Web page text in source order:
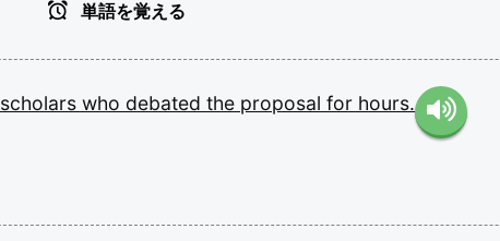
単語を覚える
scholars who debated the proposal for hours.